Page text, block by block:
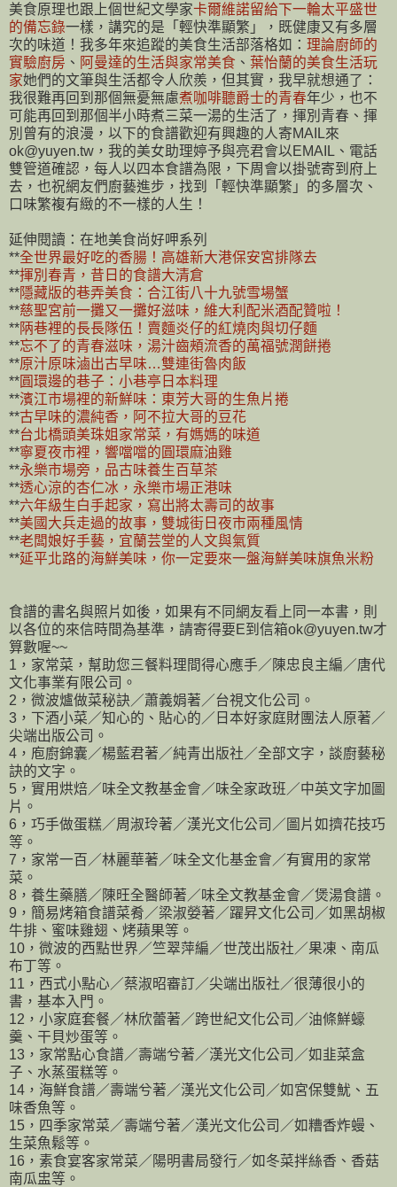
美食原理也跟上個世紀文學家卡爾維諾留給下一輪太平盛世
的備忘錄一樣，講究的是「輕快準顯繁」，既健康又有多層
次的味道！我多年來追蹤的美食生活部落格如： 理論廚師的
實驗廚房 、 阿曼達的生活與家常美食 、 葉怡蘭的美食生活玩
家她們的文筆與生活都令人欣羨，但其實，我早就想通了：
我很難再回到那個無憂無慮煮咖啡聽爵士的青春年少，也不
可能再回到那個半小時煮三菜一湯的生活了，揮別青春、揮
別曾有的浪漫，以下的食譜歡迎有興趣的人寄MAIL來
ok@yuyen.tw，我的美女助理婷予與亮君會以EMAIL、電話
雙管道確認，每人以四本食譜為限，下周會以掛號寄到府上
去，也祝網友們廚藝進步，找到「輕快準顯繁」的多層次、
口味繁複有緻的不一樣的人生！
延伸閱讀：在地美食尚好呷系列
**全世界最好吃的香腸！高雄新大港保安宮排隊去
**揮別春青，昔日的食譜大清倉
**隱藏版的巷弄美食：合江街八十九號雪場蟹
**慈聖宮前一攤又一攤好滋味，維大利配米酒配贊啦！
**陃巷裡的長長隊伍！賣麵炎仔的紅燒肉與切仔麵
**忘不了的青春滋味，湯汁齒頰流香的萬福號潤餅捲
**原汁原味滷出古早味…雙連街魯肉飯
**圓環邊的巷子：小巷亭日本料理
**濱江市場裡的新鮮味：東芳大哥的生魚片捲
**古早味的濃純香，阿不拉大哥的豆花
**台北橋頭美珠姐家常菜，有媽媽的味道
**寧夏夜市裡，響噹噹的圓環麻油雞
**永樂市場旁，品古味養生百草茶
**透心涼的杏仁冰，永樂市場正港味
**六年級生白手起家，寫出將太壽司的故事
**美國大兵走過的故事，雙城街日夜市兩種風情
**老闆娘好手藝，宜蘭芸堂的人文與氣質
**延平北路的海鮮美味，你一定要來一盤海鮮美味旗魚米粉
食譜的書名與照片如後，如果有不同網友看上同一本書，則
以各位的來信時間為基準，請寄得要E到信箱ok@yuyen.tw才
算數喔~~
1，家常菜，幫助您三餐料理間得心應手／陳忠良主編／唐代
文化事業有限公司。
2，微波爐做菜秘訣／蕭義娟著／台視文化公司。
3，下酒小菜／知心的、貼心的／日本好家庭財團法人原著／
尖端出版公司。
4，庖廚錦囊／楊藍君著／純青出版社／全部文字，談廚藝秘
訣的文字。
5，實用烘焙／味全文教基金會／味全家政班／中英文字加圖
片。
6，巧手做蛋糕／周淑玲著／漢光文化公司／圖片如擠花技巧
等。
7，家常一百／林麗華著／味全文化基金會／有實用的家常
菜。
8，養生藥膳／陳旺全醫師著／味全文教基金會／煲湯食譜。
9，簡易烤箱食譜菜肴／梁淑嫈著／躍昇文化公司／如黑胡椒
牛排、蜜味雞翅、烤蘋果等。
10，微波的西點世界／竺翠萍編／世茂出版社／果凍、南瓜
布丁等。
11，西式小點心／蔡淑昭審訂／尖端出版社／很薄很小的
書，基本入門。
12，小家庭套餐／林欣蕾著／跨世紀文化公司／油條鮮蠔
羹、干貝炒蛋等。
13，家常點心食譜／壽端兮著／漢光文化公司／如韭菜盒
子、水蒸蛋糕等。
14，海鮮食譜／壽端兮著／漢光文化公司／如宮保雙魷、五
味香魚等。
15，四季家常菜／壽端兮著／漢光文化公司／如糟香炸蟃、
生菜魚鬆等。
16，素食宴客家常菜／陽明書局發行／如冬菜拌絲香、香菇
南瓜盅等。